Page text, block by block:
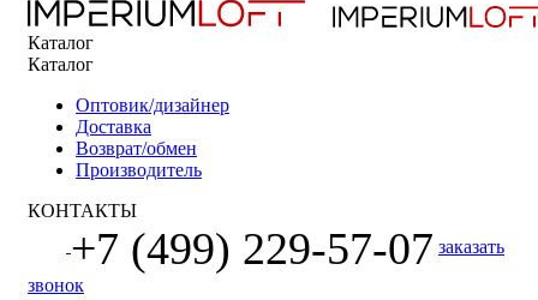
Каталог
Каталог
Оптовик/дизайнер
Доставка
Возврат/обмен
Производитель
КОНТАКТЫ
+7 (499) 229-57-07 заказать
звонок